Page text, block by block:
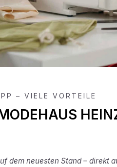
– VIELE VORTEILE
dem neuesten Stand – direkt